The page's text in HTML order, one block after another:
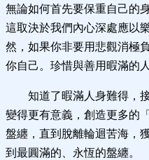
無論如何首先要保重自己的
這取決於我們內心深處應以
然，如果你非要用悲觀消極
你自己。珍惜與善用暇滿的
知道了暇滿人身難得，
變得更有意義，創造更多的
盤纏，直到脫離輪迴苦海，
到最圓滿的、永恆的盤纏。